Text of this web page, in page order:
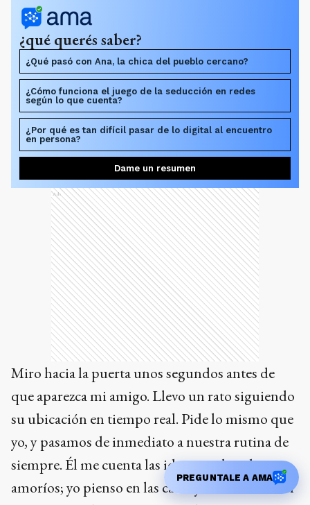
¿qué querés saber?
¿Qué pasó con Ana, la chica del pueblo cercano?
¿Cómo funciona el juego de la seducción en redes
según lo que cuenta?
¿Por qué es tan difícil pasar de lo digital al encuentro
en persona?
Dame un resumen
Ads
Miro hacia la puerta unos segundos antes de
que aparezca mi amigo. Llevo un rato siguiendo
su ubicación en tiempo real. Pide lo mismo que
yo, y pasamos de inmediato a nuestra rutina de
siempre. Él me cuenta las idas y vueltas de sus
amoríos; yo pienso en las caras y contracaras del
PREGUNTALE A AMA